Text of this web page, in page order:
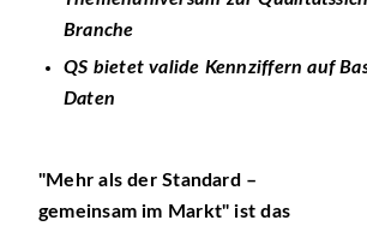
Branche
QS bietet valide Kennziffern auf
Daten
Mehr als der Standard –
gemeinsam im Markt
ist das